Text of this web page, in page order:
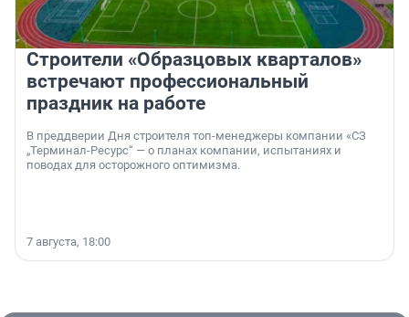
Строители «Образцовых кварталов»
встречают профессиональный
праздник на работе
В преддверии Дня строителя топ-менеджеры компании «СЗ
„Терминал-Ресурс“ — о планах компании, испытаниях и
поводах для осторожного оптимизма.
7 августа, 18:00